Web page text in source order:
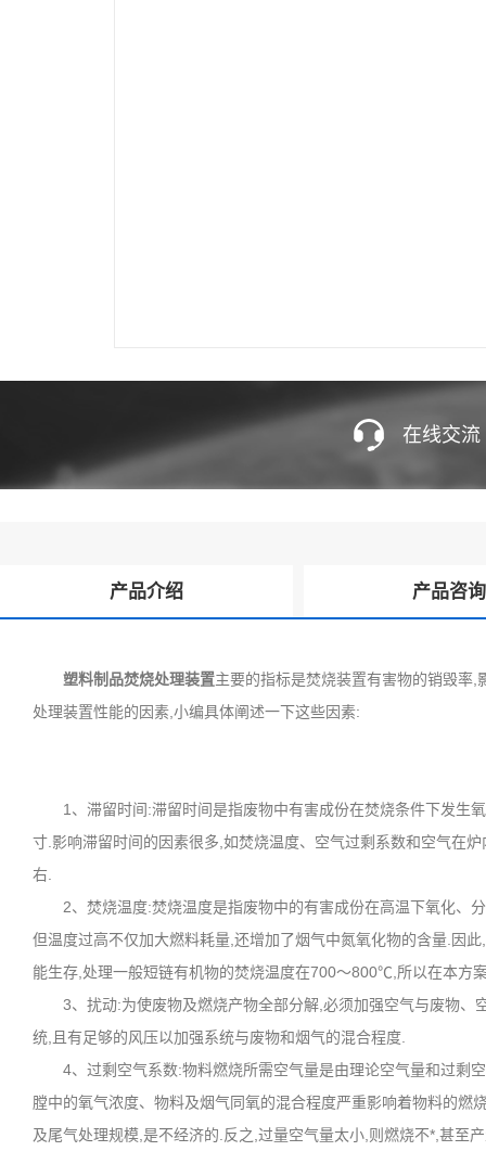
在线交流
产品介绍 产品咨询
塑料制品焚烧处理装置主要的指标是焚烧装置有害物的销毁率
处理装置性能的因素,小编具体阐述一下这些因素:
1、滞留时间:滞留时间是指废物中有害成份在焚烧条件下发生氧
寸.影响滞留时间的因素很多,如焚烧温度、空气过剩系数和空气在
右.
2、焚烧温度:焚烧温度是指废物中的有害成份在高温下氧化、分
但温度过高不仅加大燃料耗量,还增加了烟气中氮氧化物的含量.因
能生存,处理一般短链有机物的焚烧温度在700～800℃,所以在本方
3、扰动:为使废物及燃烧产物全部分解,必须加强空气与废物、
统,且有足够的风压以加强系统与废物和烟气的混合程度.
4、过剩空气系数:物料燃烧所需空气量是由理论空气量和过剩空
膛中的氧气浓度、物料及烟气同氧的混合程度严重影响着物料的
及尾气处理规模,是不经济的.反之,过量空气量太小,则燃烧不*,甚至